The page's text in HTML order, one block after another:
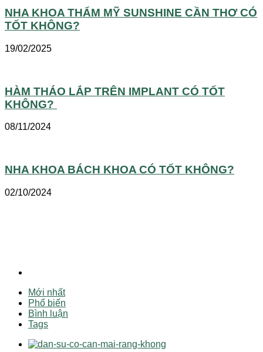
NHA KHOA THẨM MỸ SUNSHINE CẦN THƠ CÓ
TỐT KHÔNG?
19/02/2025
HÀM THÁO LẮP TRÊN IMPLANT CÓ TỐT
KHÔNG?
08/11/2024
NHA KHOA BÁCH KHOA CÓ TỐT KHÔNG?
02/10/2024
Mới nhất
Phổ biến
Bình luận
Tags